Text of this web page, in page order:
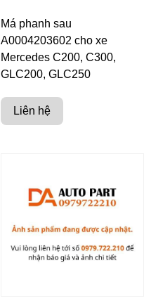
Má phanh sau
A0004203602 cho xe
Mercedes C200, C300,
GLC200, GLC250
Liên hệ